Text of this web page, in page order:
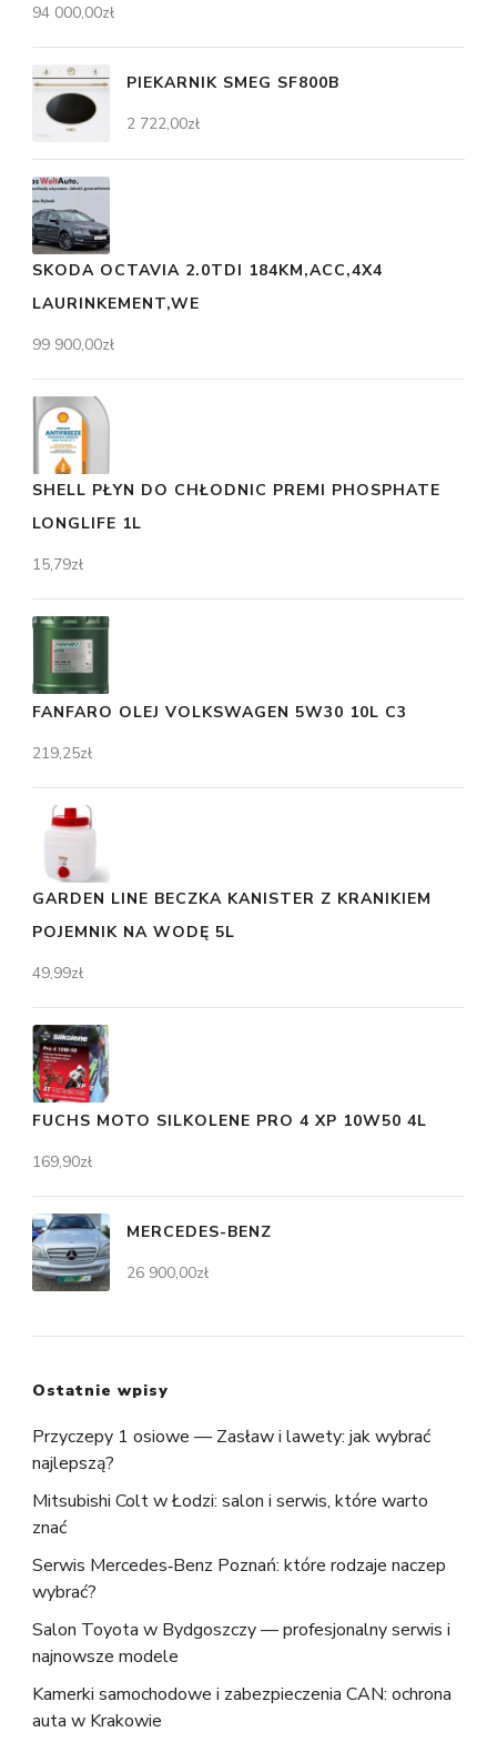
94 000,00zł
PIEKARNIK SMEG SF800B
2 722,00zł
SKODA OCTAVIA 2.0TDI 184KM,ACC,4X4
LAURINKEMENT,WE
99 900,00zł
SHELL PŁYN DO CHŁODNIC PREMI PHOSPHATE
LONGLIFE 1L
15,79zł
FANFARO OLEJ VOLKSWAGEN 5W30 10L C3
219,25zł
GARDEN LINE BECZKA KANISTER Z KRANIKIEM
POJEMNIK NA WODĘ 5L
49,99zł
FUCHS MOTO SILKOLENE PRO 4 XP 10W50 4L
169,90zł
MERCEDES-BENZ
26 900,00zł
Ostatnie wpisy
Przyczepy 1 osiowe — Zasław i lawety: jak wybrać
najlepszą?
Mitsubishi Colt w Łodzi: salon i serwis, które warto
znać
Serwis Mercedes‑Benz Poznań: które rodzaje naczep
wybrać?
Salon Toyota w Bydgoszczy — profesjonalny serwis i
najnowsze modele
Kamerki samochodowe i zabezpieczenia CAN: ochrona
auta w Krakowie